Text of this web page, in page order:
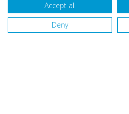
Onze klanten beoordelen Van Bellen
op basis van455beoordelingen.
Accept all
Deny